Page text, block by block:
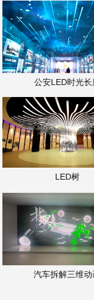
公安LED时光长
LED树
汽车拆解三维动